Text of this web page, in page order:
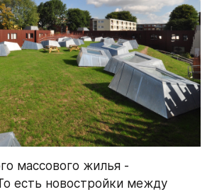
массового жилья -
есть новостройки между